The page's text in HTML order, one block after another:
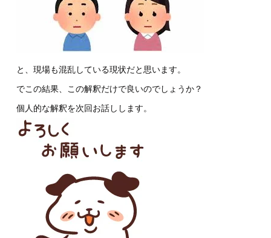
と、現場も混乱している現状だと思います。
でこの結果、この解釈だけで良いのでしょうか？
個人的な解釈を次回お話しします。